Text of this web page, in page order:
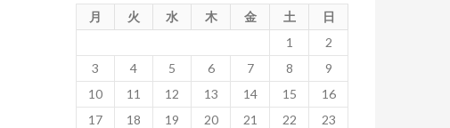
月 火 水 木 金 土
日
1
2
3
4 5 6 7 8
9
10
11 12 13 14 15
16
17
18 19 20 21 22
23